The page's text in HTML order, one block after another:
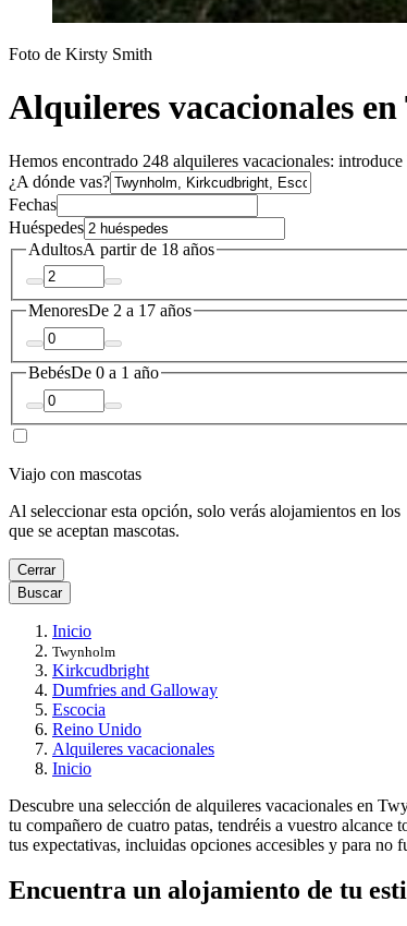
Foto de Kirsty Smith
Alquileres vacacionales
Hemos encontrado 248 alquileres vacacionales:
¿A dónde vas?
Fechas
Huéspedes
AdultosA partir de 18 años
MenoresDe 2 a 17 años
BebésDe 0 a 1 año
Viajo con mascotas
Al seleccionar esta opción, solo verás alojamientos en los
que se aceptan mascotas.
Cerrar
Buscar
Inicio
Twynholm
Kirkcudbright
Dumfries and Galloway
Escocia
Reino Unido
Alquileres vacacionales
Inicio
Descubre una selección de alquileres vacacionales en
tu compañero de cuatro patas, tendréis a vuestro
tus expectativas, incluidas opciones accesibles y para no
Encuentra un alojamiento de tu